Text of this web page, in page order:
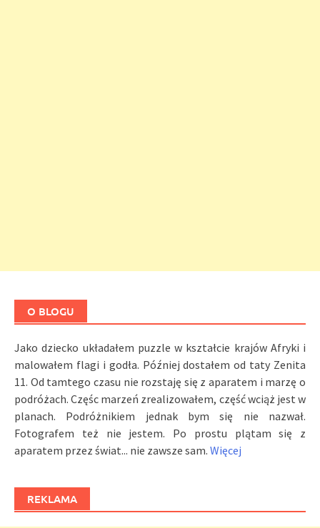
O BLOGU
Jako dziecko układałem puzzle w kształcie krajów Afryki i
malowałem flagi i godła. Później dostałem od taty Zenita
11. Od tamtego czasu nie rozstaję się z aparatem i marzę o
podróżach. Częśc marzeń zrealizowałem, część wciąż jest w
planach. Podróżnikiem jednak bym się nie nazwał.
Fotografem też nie jestem. Po prostu plątam się z
aparatem przez świat... nie zawsze sam. Więcej
REKLAMA